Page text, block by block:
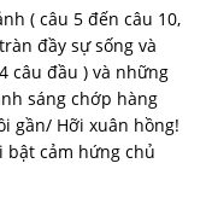
( câu 5 đến câu 10,
đầy sự sống và
câu đầu ) và những
sáng chớp hàng
gần/ Hỡi xuân hồng!
bật cảm hứng chủ